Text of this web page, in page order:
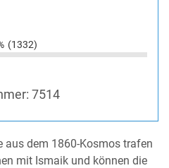
(1332)
7514
aus dem 1860-Kosmos trafen
mit Ismaik und können die